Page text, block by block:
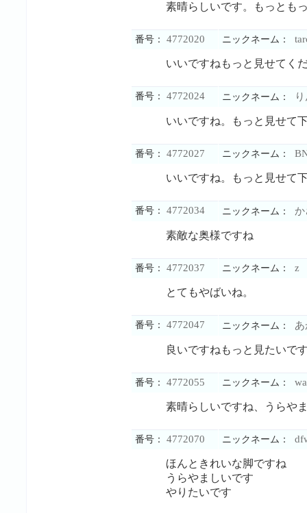
素晴らしいです。もっとも
番号： 4772020 ニックネーム：
いいですねもっと見せてく
番号： 4772024 ニックネーム：
いいですね。もっと見せて
番号： 4772027 ニックネーム：
いいですね。もっと見せて
番号： 4772034 ニックネーム：
素敵な奥様ですね
番号： 4772037 ニックネーム： z
とてもやばいね。
番号： 4772047 ニックネーム：
良いですねもっと見たいで
番号： 4772055 ニックネーム：
素晴らしいですね、うらや
番号： 4772070 ニックネーム：
ほんときれいな脚ですね
うらやましいです
やりたいです